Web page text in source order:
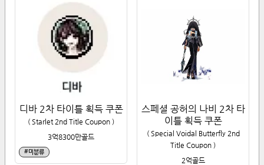
디바 2차 타이틀 획득 쿠폰
( Starlet 2nd Title Coupon )
3억8300만골드
#미분류
스페셜 공허의 나비 2차 타
이틀 획득 쿠폰
( Special Voidal Butterfly 2nd
Title Coupon )
2억골드